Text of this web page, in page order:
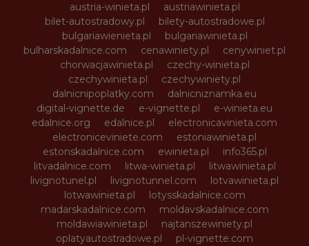
austria-winieta.pl
austriawinieta.pl
bilet-autostradowy.pl
bilety-autostradowe.pl
bulgariawienieta.pl
bulgariawinieta.pl
bulharskadalnice.com
cenawiniety.pl
cenywiniet.pl
chorwacjawinieta.pl
czechy-winieta.pl
czechywinieta.pl
czechywiniety.pl
dalnicnipoplatky.com
dalnicniznamka.eu
digital-vignette.de
e-vignette.pl
e-winieta.eu
edalnice.org
edalnice.pl
electronicavinieta.com
electroniceviniete.com
estoniawinieta.pl
estonskadalnice.com
ewinieta.pl
info365.pl
litvadalnice.com
litwa-winieta.pl
litwawinieta.pl
livignotunel.pl
livignotunnel.com
lotvawinieta.pl
lotwawinieta.pl
lotysskadalnice.com
madarskadalnice.com
moldavskadalnice.com
moldawiawinieta.pl
najtanszewiniety.pl
oplatyautostradowe.pl
pl-vignette.com